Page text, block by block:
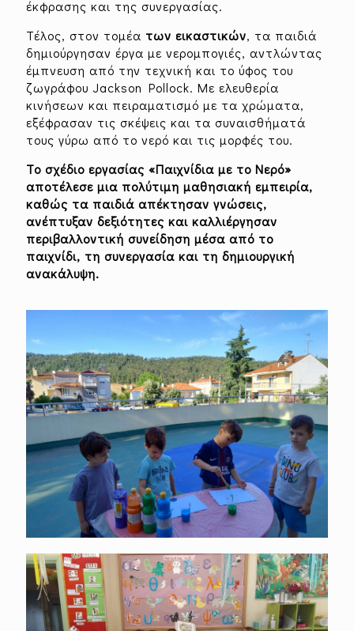
έκφρασης και της συνεργασίας.
Τέλος, στον τομέα των εικαστικών, τα παιδιά
δημιούργησαν έργα με νερομπογιές, αντλώντας
έμπνευση από την τεχνική και το ύφος του
ζωγράφου Jackson Pollock. Με ελευθερία
κινήσεων και πειραματισμό με τα χρώματα,
εξέφρασαν τις σκέψεις και τα συναισθήματά
τους γύρω από το νερό και τις μορφές του.
Το σχέδιο εργασίας «Παιχνίδια με το Νερό»
αποτέλεσε μια πολύτιμη μαθησιακή εμπειρία,
καθώς τα παιδιά απέκτησαν γνώσεις,
ανέπτυξαν δεξιότητες και καλλιέργησαν
περιβαλλοντική συνείδηση μέσα από το
παιχνίδι, τη συνεργασία και τη δημιουργική
ανακάλυψη.